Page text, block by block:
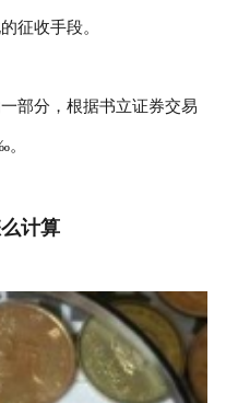
征收手段。
分，根据书立证券交易
计算